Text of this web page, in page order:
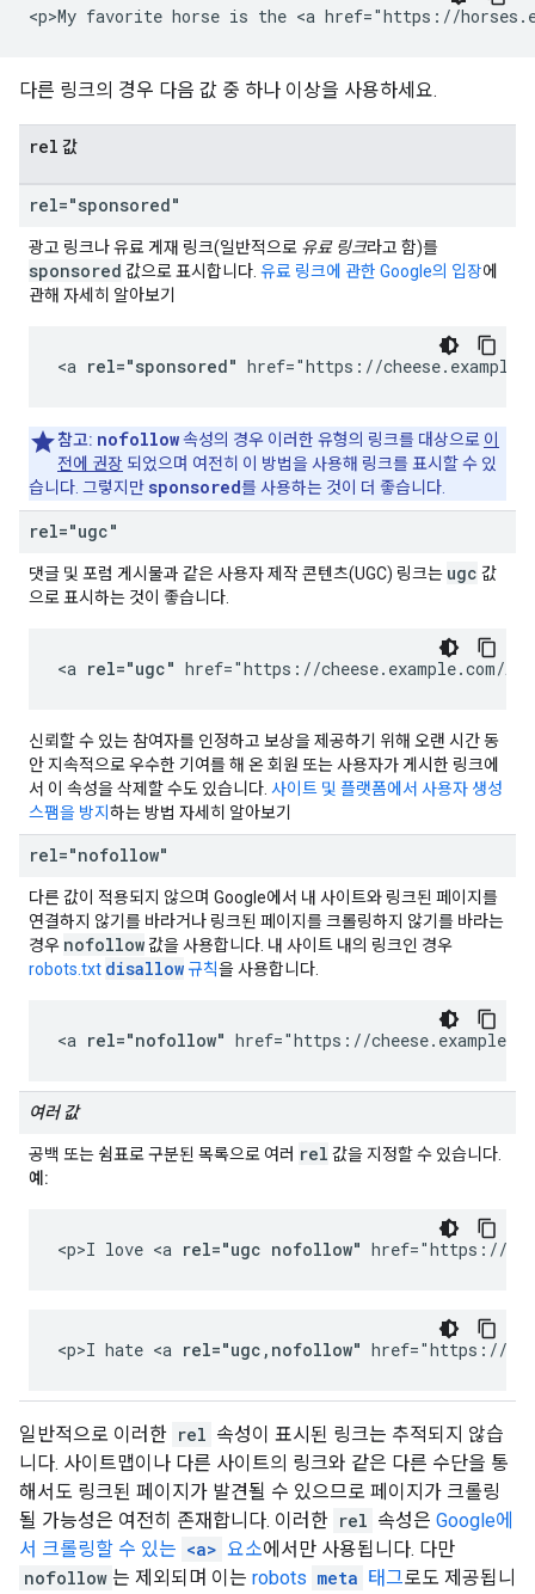
<p>My favorite horse is the <a href="https://
다른 링크의 경우 다음 값 중 하나 이상을 사용하세요.
rel 값
rel="sponsored"
광고 링크나 유료 게재 링크(일반적으로 유료 링크라고 함)를
sponsored 값으로 표시합니다. 유료 링크에 관한 Google의 입장에
관해 자세히 알아보기
<a rel="sponsored" href="https://
참고: nofollow속성의 경우 이러한 유형의 링크를 대상으로 이
전에 권장 되었으며 여전히 이 방법을 사용해 링크를 표시할 수 있
습니다. 그렇지만 sponsored를 사용하는 것이 더 좋습니다.
rel="ugc"
댓글 및 포럼 게시물과 같은 사용자 제작 콘텐츠(UGC) 링크는 ugc 값
으로 표시하는 것이 좋습니다.
<a rel="ugc" href="https://cheese.example.com/
신뢰할 수 있는 참여자를 인정하고 보상을 제공하기 위해 오랜 시간 동
안 지속적으로 우수한 기여를 해 온 회원 또는 사용자가 게시한 링크에
서 이 속성을 삭제할 수도 있습니다. 사이트 및 플랫폼에서 사용자 생성
스팸을 방지 하는 방법 자세히 알아보기
rel="nofollow"
다른 값이 적용되지 않으며 Google에서 내 사이트와 링크된 페이지를
연결하지 않기를 바라거나 링크된 페이지를 크롤링하지 않기를 바라는
경우 nofollow값을 사용합니다. 내 사이트 내의 링크인 경우
robots.txt disallow 규칙을 사용합니다.
<a rel="nofollow" href="https://
여러 값
공백 또는 쉼표로 구분된 목록으로 여러 rel 값을 지정할 수 있습니다.
예:
<p>I love <a rel="ugc nofollow" href="https://
<p>I hate <a rel="ugc,nofollow" href="https://
일반적으로 이러한 rel 속성이 표시된 링크는 추적되지 않습
니다. 사이트맵이나 다른 사이트의 링크와 같은 다른 수단을 통
해서도 링크된 페이지가 발견될 수 있으므로 페이지가 크롤링
될 가능성은 여전히 존재합니다. 이러한 rel 속성은 Google에
서 크롤링할 수 있는 <a> 요소에서만 사용됩니다. 다만
nofollow 는 제외되며 이는 robots meta 태그로도 제공됩니